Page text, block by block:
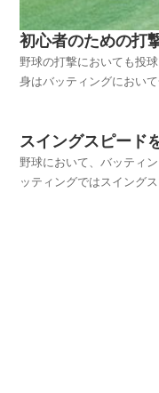
初心者のための打
野球の打撃においても投
身はバッティングにおい
れではきちんとバット
スイングスピード
野球において、バッティ
ッティングではスイング